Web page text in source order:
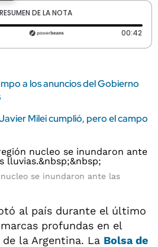
DE LA NOTA
transcurrido: 0 segundos 00:42
a los anuncios del Gobierno
Milei cumplió, pero el campo
se inundaron ante las
al país durante el último
profundas en el
la Argentina. La Bolsa de